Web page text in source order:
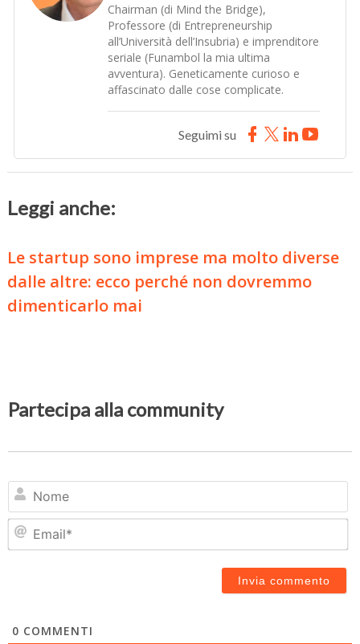
Chairman (di Mind the Bridge),
Professore (di Entrepreneurship
all’Università dell’Insubria) e imprenditore
seriale (Funambol la mia ultima
avventura). Geneticamente curioso e
affascinato dalle cose complicate.
Seguimi su
Leggi anche:
Le startup sono imprese ma molto diverse
dalle altre: ecco perché non dovremmo
dimenticarlo mai
Partecipa alla community
0 COMMENTI